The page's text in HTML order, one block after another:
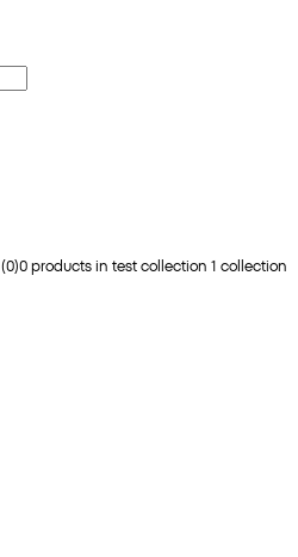
(0)0products in test collection 1 collection